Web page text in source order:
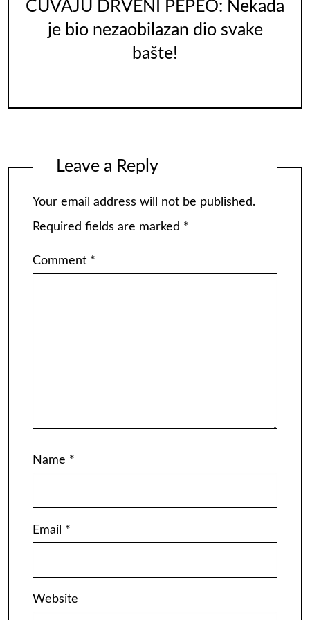
ČUVAJU DRVENI PEPEO: Nekada
je bio nezaobilazan dio svake
bašte!
Leave a Reply
Your email address will not be published.
Required fields are marked *
Comment *
Name *
Email *
Website